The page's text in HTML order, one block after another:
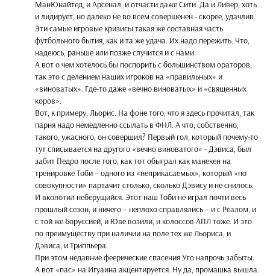
МанЮнайтед, и Арсенал, и отчасти даже Сити. Да и Ливер, хоть
и лидирует, но далеко не во всем совершенен - скорее, удачлив.
Эти самые игровые кризисы такая же составная часть
футбольного бытия, как и та же удача. Их надо пережить. Что,
надеюсь, раньше или позже случится и с нами.
А вот о чем хотелось бы поспорить с большинством ораторов,
так это с делением наших игроков на «правильных» и
«виноватых». Где-то даже «вечно виноватых» и «священных
коров».
Вот, к примеру, Льорис. На фоне того, что я здесь прочитал, так
парня надо немедленно ссылать в ФНЛ. А что, собственно,
такого, ужасного, он совершил? Первый гол, который почему-то
тут списывается на другого «вечно виноватого» - Дэвиса, был
забит Педро после того, как тот обыграл как манекен на
тренировке Тоби – одного из «неприкасаемых», который «по
совокупности» партачит столько, сколько Дэвису и не снилось.
И вколотил неберущийся. Этот наш Тоби не играл почти весь
прошлый сезон, и ничего – неплохо справлялись – и с Реалом, и
с той же Боруссией, и Юве возили, и колоссов АПЛ тоже. И это
по преимуществу при наличии на поле тех же Льориса, и
Дэвиса, и Триппьера.
При этом недавние феерические спасения Уго напрочь забыты.
А вот «пас» на Игуаина акцентируется. Ну да, промашка вышла.